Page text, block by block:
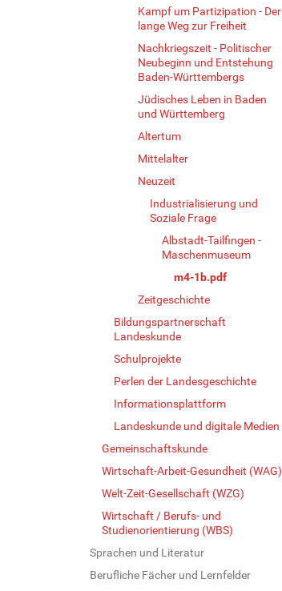
Kampf um Partizipation - Der
lange Weg zur Freiheit
Nachkriegszeit - Politischer
Neubeginn und Entstehung
Baden-Württembergs
Jüdisches Leben in Baden
und Württemberg
Altertum
Mittelalter
Neuzeit
Industrialisierung und
Soziale Frage
Albstadt-Tailfingen -
Maschenmuseum
m4-1b.pdf
Zeitgeschichte
Bildungspartnerschaft
Landeskunde
Schulprojekte
Perlen der Landesgeschichte
Informationsplattform
Landeskunde und digitale Medien
Gemeinschaftskunde
Wirtschaft-Arbeit-Gesundheit (WAG)
Welt-Zeit-Gesellschaft (WZG)
Wirtschaft / Berufs- und
Studienorientierung (WBS)
Sprachen und Literatur
Berufliche Fächer und Lernfelder